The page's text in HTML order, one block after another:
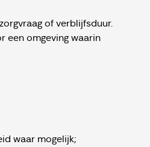
of verblijfsduur.
een omgeving waarin
waar mogelijk;